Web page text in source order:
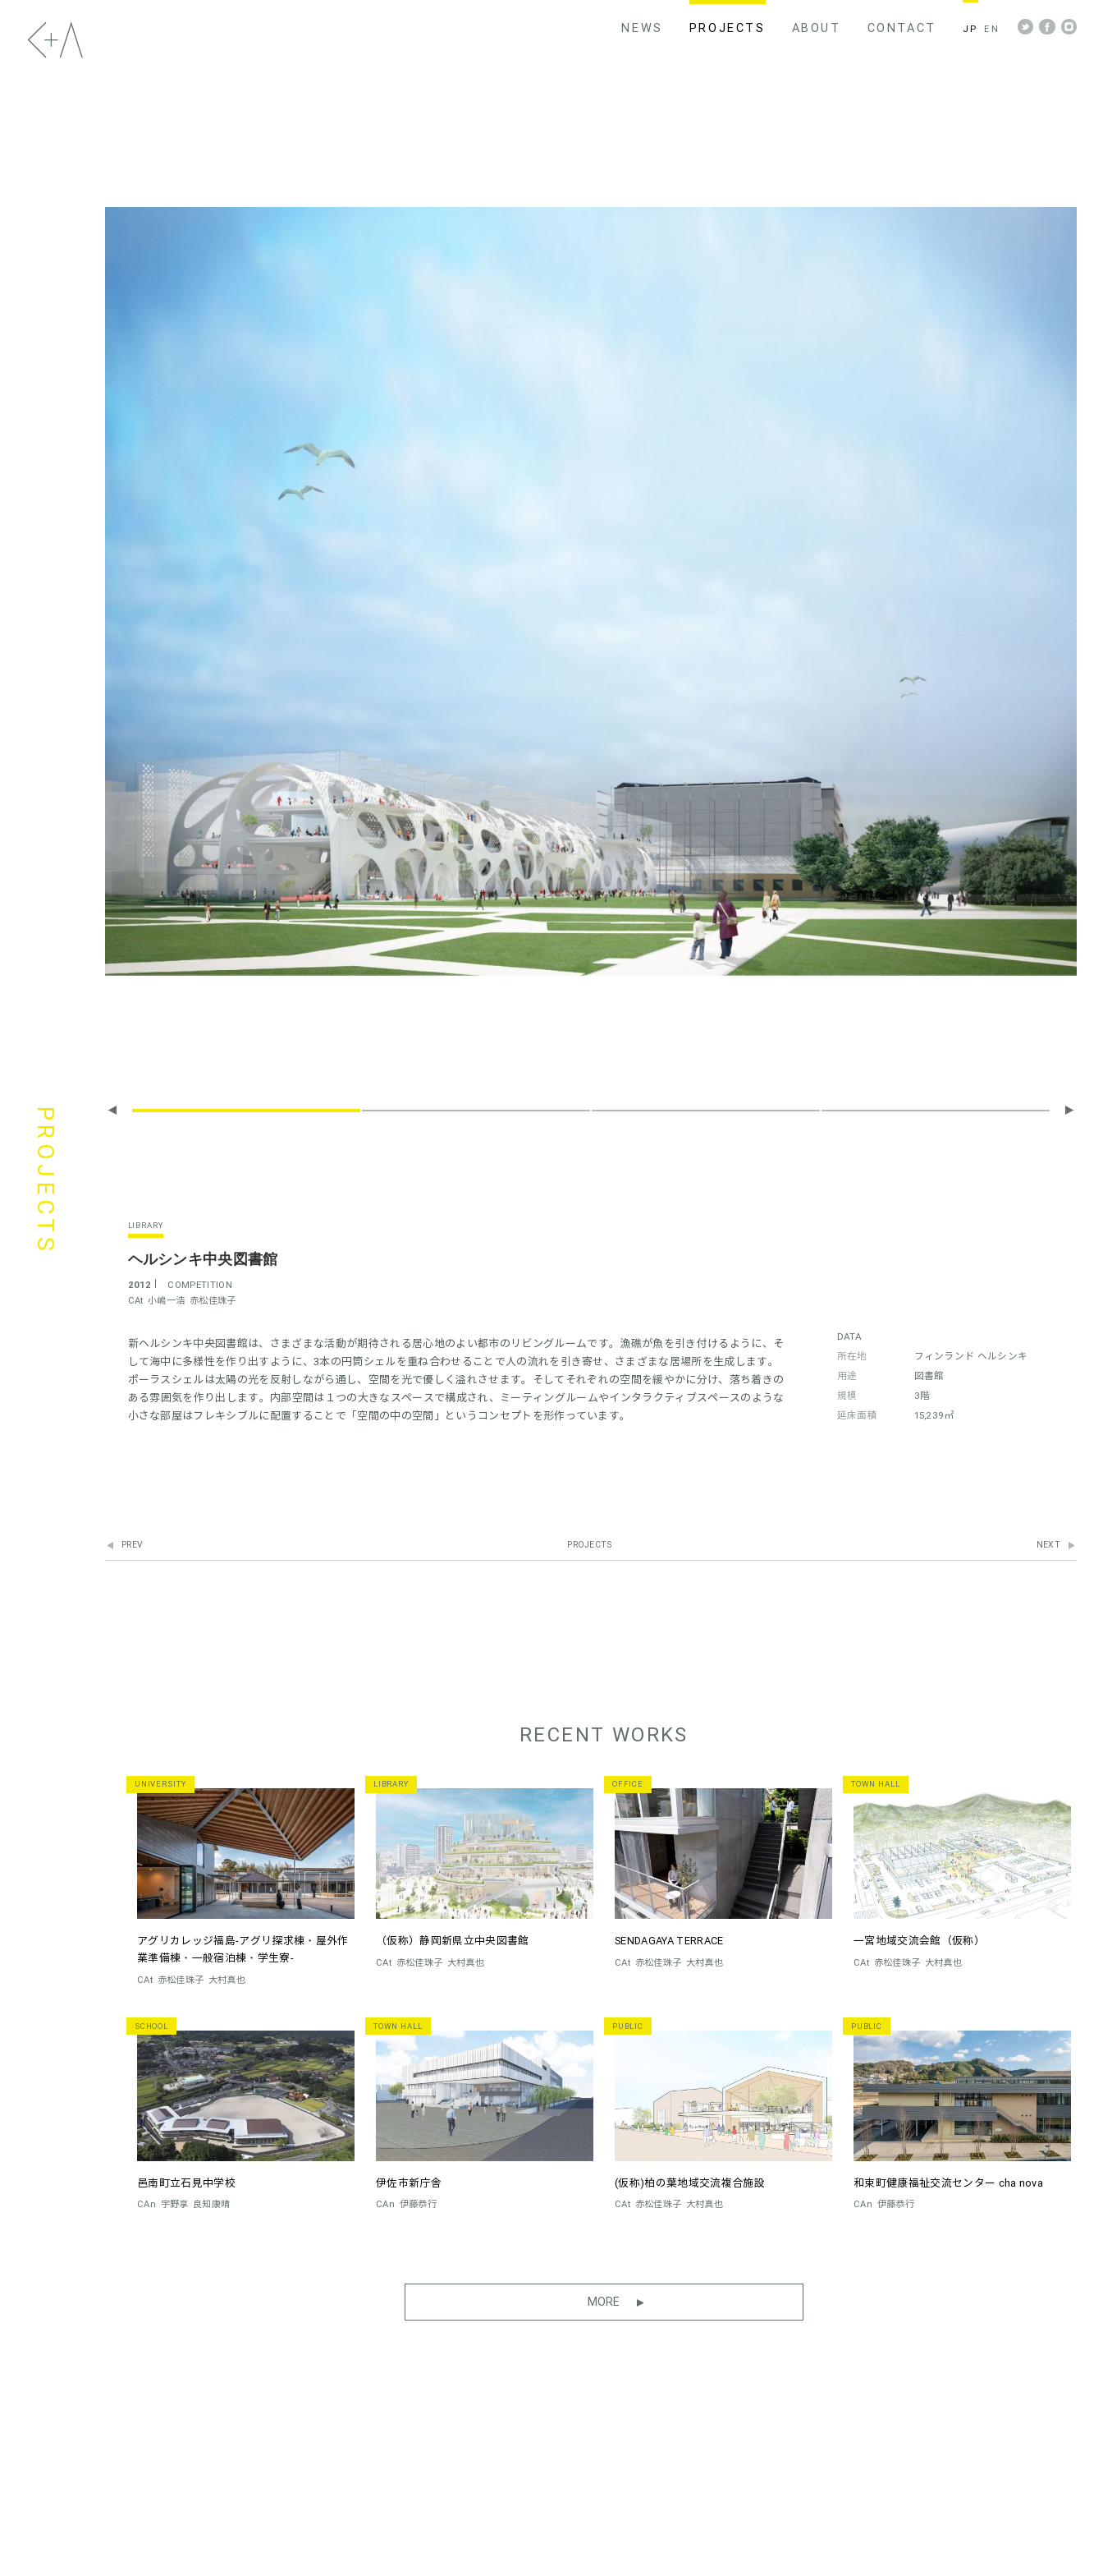
NEWS PROJECTS ABOUT CONTACT JP EN
PROJECTS LIBRARY
ヘルシンキ中央図書館
2012
COMPETITION
CAt 小嶋一浩 赤松佳珠子
新ヘルシンキ中央図書館は、さまざまな活動が期待される居心地のよい都市のリビングルームです。漁礁が魚を引き付けるように、そ
して海中に多様性を作り出すように、3本の円筒シェルを重ね合わせることで人の流れを引き寄せ、さまざまな居場所を生成します。
ポーラスシェルは太陽の光を反射しながら通し、空間を光で優しく溢れさせます。そしてそれぞれの空間を緩やかに分け、落ち着きの
ある雰囲気を作り出します。内部空間は１つの大きなスペースで構成され、ミーティングルームやインタラクティブスペースのような
小さな部屋はフレキシブルに配置することで「空間の中の空間」というコンセプトを形作っています。
DATA
所在地
フィンランド ヘルシンキ
用途
図書館
規模
3階
延床面積
15,239㎡
PREV PROJECTS NEXT
RECENT WORKS
UNIVERSITY
アグリカレッジ福島-アグリ探求棟・屋外作
業準備棟・一般宿泊棟・学生寮-
CAt 赤松佳珠子 大村真也
LIBRARY
（仮称）静岡新県立中央図書館
CAt 赤松佳珠子 大村真也
OFFICE
SENDAGAYA TERRACE
CAt 赤松佳珠子 大村真也
TOWN HALL
一宮地域交流会館（仮称）
CAt 赤松佳珠子 大村真也
SCHOOL
邑南町立石見中学校
CAn 宇野享 良知康晴
TOWN HALL
伊佐市新庁舎
CAn 伊藤恭行
PUBLIC
(仮称)柏の葉地域交流複合施設
CAt 赤松佳珠子 大村真也
PUBLIC
和束町健康福祉交流センター cha nova
CAn 伊藤恭行
MORE